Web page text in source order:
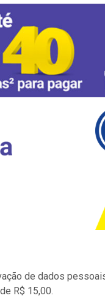
de dados
R$ 15,00.